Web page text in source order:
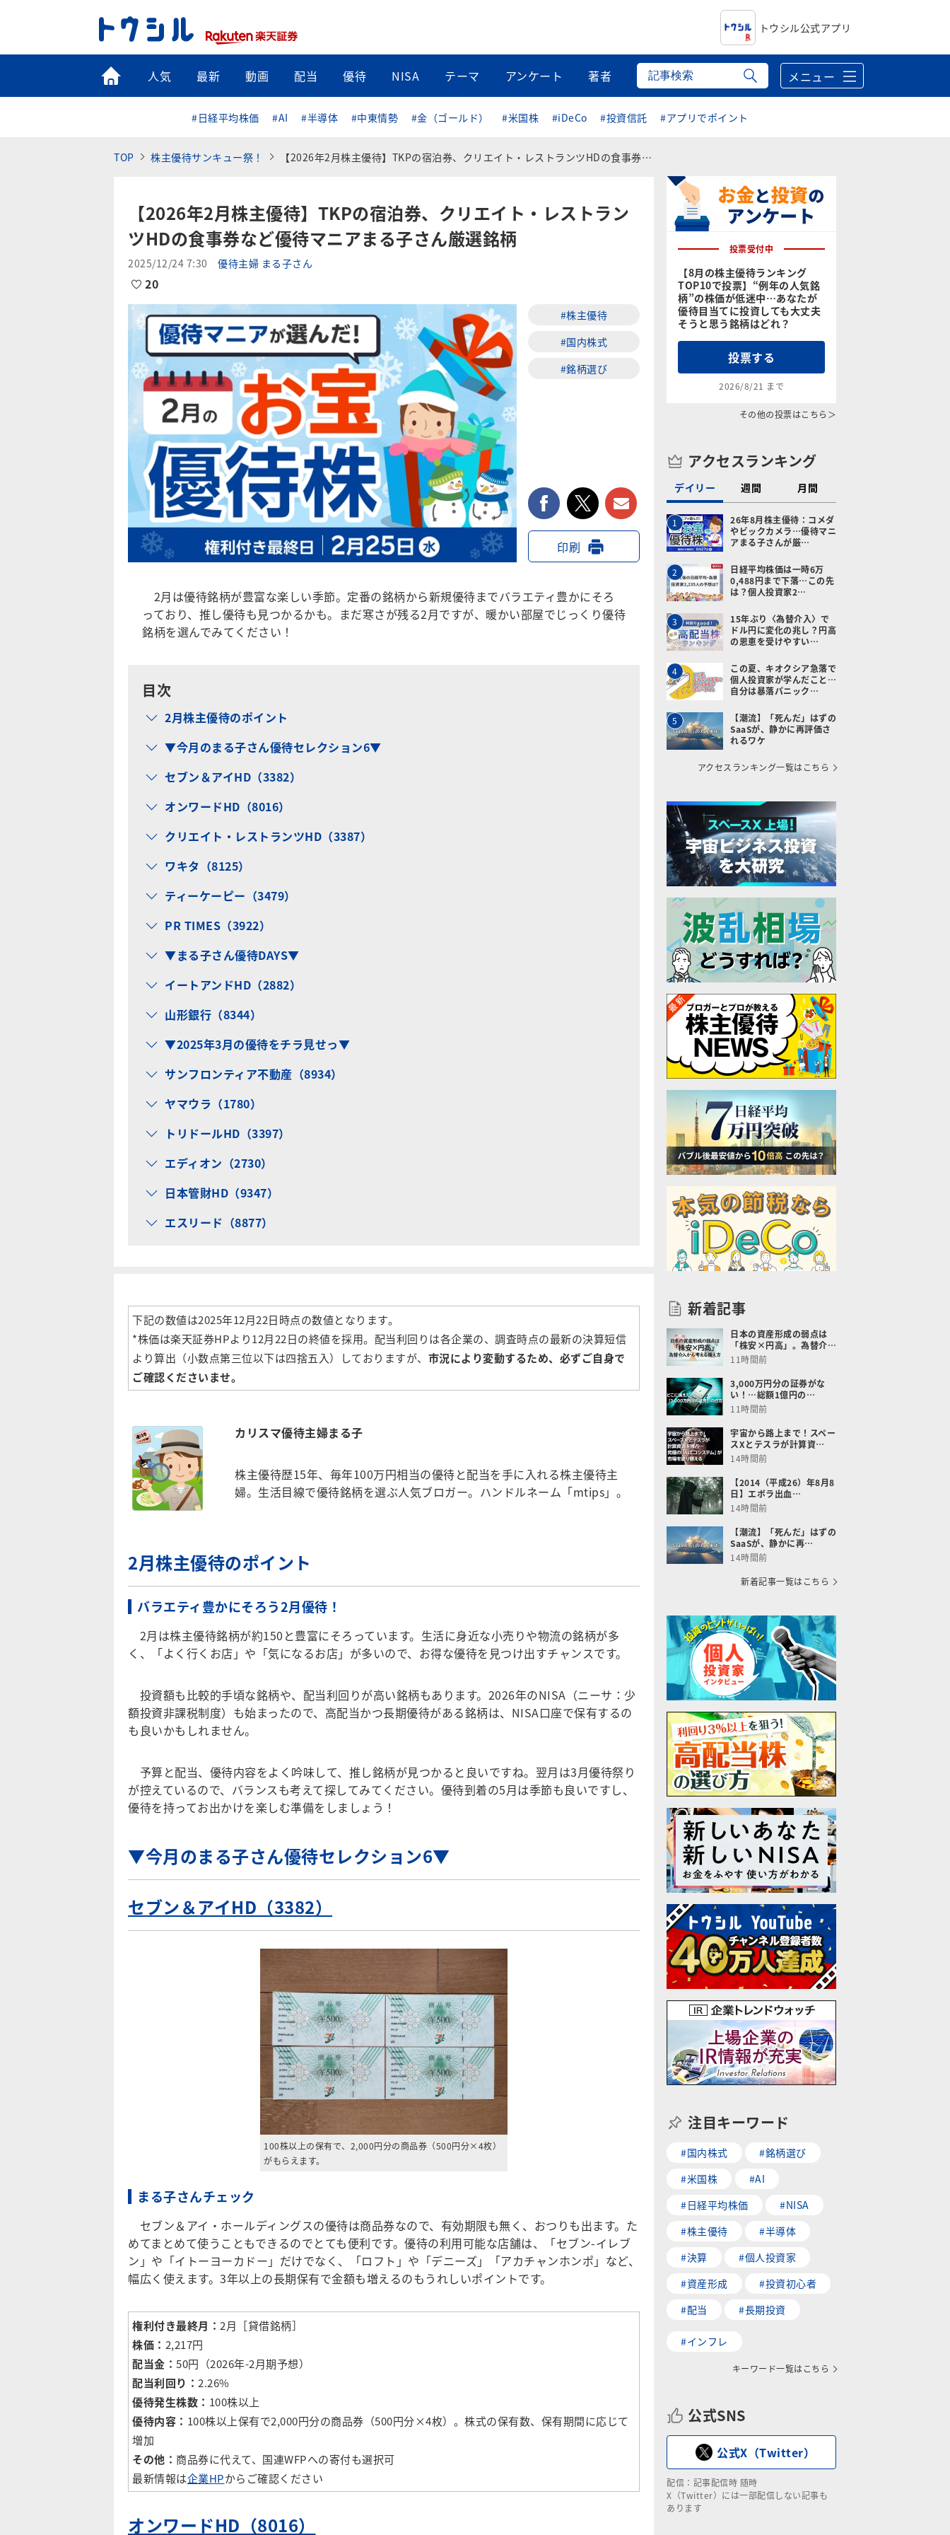
トウシル公式アプリ
トップ
人気 最新 動画 配当 優待 NISA テーマ アンケート 著者 メニュー
#日経平均株価 #AI #半導体 #中東情勢 #金（ゴールド） #米国株 #iDeCo #投資信託 #アプリでポイント
TOP 株主優待サンキュー祭！ 【2026年2月株主優待】TKPの宿泊券、クリエイト・レストランツHDの食事券など優待マニアまる子さん厳選銘柄
【2026年2月株主優待】TKPの宿泊券、クリエイト・レストラン
ツHDの食事券など優待マニアまる子さん厳選銘柄
2025/12/24 7:30 優待主婦 まる子さん
20
#株主優待
#国内株式
#銘柄選び
facebooktwitter メールで送る
印刷
2月は優待銘柄が豊富な楽しい季節。定番の銘柄から新規優待までバラエティ豊かにそろ
っており、推し優待も見つかるかも。まだ寒さが残る2月ですが、暖かい部屋でじっくり優待
銘柄を選んでみてください！
目次
2月株主優待のポイント
▼今月のまる子さん優待セレクション6▼
セブン＆アイHD（3382）
オンワードHD（8016）
クリエイト・レストランツHD（3387）
ワキタ（8125）
ティーケーピー（3479）
PR TIMES（3922）
▼まる子さん優待DAYS▼
イートアンドHD（2882）
山形銀行（8344）
▼2025年3月の優待をチラ見せっ▼
サンフロンティア不動産（8934）
ヤマウラ（1780）
トリドールHD（3397）
エディオン（2730）
日本管財HD（9347）
エスリード（8877）
下記の数値は2025年12月22日時点の数値となります。
*株価は楽天証券HPより12月22日の終値を採用。配当利回りは各企業の、調査時点の最新の決算短信
より算出（小数点第三位以下は四捨五入）しておりますが、 市況により変動するため、必ずご自身で
ご確認くださいませ。
カリスマ優待主婦まる子
株主優待歴15年、毎年100万円相当の優待と配当を手に入れる株主優待主
婦。生活目線で優待銘柄を選ぶ人気ブロガー。ハンドルネーム「mtips」。
2月株主優待のポイント
バラエティ豊かにそろう2月優待！
2月は株主優待銘柄が約150と豊富にそろっています。生活に身近な小売りや物流の銘柄が多
く、「よく行くお店」や「気になるお店」が多いので、お得な優待を見つけ出すチャンスです。
投資額も比較的手頃な銘柄や、配当利回りが高い銘柄もあります。2026年のNISA（ニーサ：少
額投資非課税制度）も始まったので、高配当かつ長期優待がある銘柄は、NISA口座で保有するの
も良いかもしれません。
予算と配当、優待内容をよく吟味して、推し銘柄が見つかると良いですね。翌月は3月優待祭り
が控えているので、バランスも考えて探してみてください。優待到着の5月は季節も良いですし、
優待を持ってお出かけを楽しむ準備をしましょう！
▼今月のまる子さん優待セレクション6▼
セブン＆アイHD（3382）
100株以上の保有で、2,000円分の商品券（500円分×4枚）
がもらえます。
まる子さんチェック
セブン＆アイ・ホールディングスの優待は商品券なので、有効期限も無く、おつりも出ます。た
めてまとめて使うこともできるのでとても便利です。優待の利用可能な店舗は、「セブン-イレブ
ン」や「イトーヨーカドー」だけでなく、「ロフト」や「デニーズ」「アカチャンホンポ」など、
幅広く使えます。3年以上の長期保有で金額も増えるのもうれしいポイントです。
権利付き最終月： 2月［貸借銘柄］
株価： 2,217円
配当金： 50円（2026年-2月期予想）
配当利回り： 2.26%
優待発生株数： 100株以上
優待内容： 100株以上保有で2,000円分の商品券（500円分×4枚）。株式の保有数、保有期間に応じて
増加
その他： 商品券に代えて、国連WFPへの寄付も選択可
最新情報は企業HPからご確認ください
オンワードHD（8016）
投票受付中
【8月の株主優待ランキング
TOP10で投票】“例年の人気銘
柄”の株価が低迷中…あなたが
優待目当てに投資しても大丈夫
そうと思う銘柄はどれ？
投票する
2026/8/21 まで
その他の投票はこちら＞
アクセスランキング
デイリー 週間 月間
1
26年8月株主優待：コメダ
やビックカメラ…優待マニ
アまる子さんが厳…
2
日経平均株価は一時6万
0,488円まで下落…この先
は？個人投資家2…
3
15年ぶり〈為替介入〉で
ドル円に変化の兆し？円高
の恩恵を受けやすい…
4
この夏、キオクシア急落で
個人投資家が学んだこと…
自分は暴落パニック…
5
【潮流】「死んだ」はずの
SaaSが、静かに再評価さ
れるワケ
アクセスランキング一覧はこちら
新着記事
日本の資産形成の弱点は
「株安×円高」。為替介…
11時間前
3,000万円分の証券がな
い！…総額1億円の…
11時間前
宇宙から路上まで！スペー
スXとテスラが計算資…
14時間前
【2014（平成26）年8月8
日】エボラ出血…
14時間前
【潮流】「死んだ」はずの
SaaSが、静かに再…
14時間前
新着記事一覧はこちら
注目キーワード
#国内株式
#銘柄選び
#米国株
#AI
#日経平均株価
#NISA
#株主優待
#半導体
#決算
#個人投資家
#資産形成
#投資初心者
#配当
#長期投資
#インフレ
キーワード一覧はこちら
公式SNS
公式X（Twitter）
配信：記事配信時 随時
X（Twitter）には一部配信しない記事も
あります